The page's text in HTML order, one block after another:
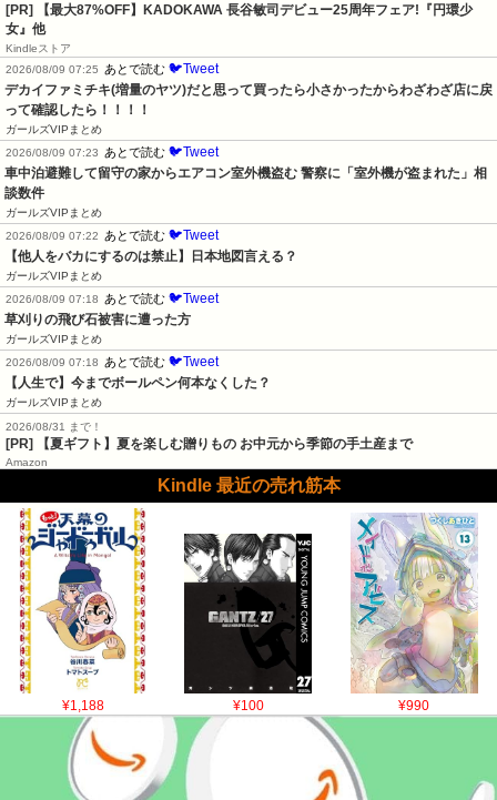
[PR] 【最大87%OFF】KADOKAWA 長谷敏司デビュー25周年フェア!『円環少
女』他
Kindleストア
2026/08/09 07:25
あとで読む 🐦Tweet
デカイファミチキ(増量のヤツ)だと思って買ったら小さかったからわざわざ店に戻
って確認したら！！！！
ガールズVIPまとめ
2026/08/09 07:23
あとで読む 🐦Tweet
車中泊避難して留守の家からエアコン室外機盗む 警察に「室外機が盗まれた」相
談数件
ガールズVIPまとめ
2026/08/09 07:22
あとで読む 🐦Tweet
【他人をバカにするのは禁止】日本地図言える？
ガールズVIPまとめ
2026/08/09 07:18
あとで読む 🐦Tweet
草刈りの飛び石被害に遭った方
ガールズVIPまとめ
2026/08/09 07:18
あとで読む 🐦Tweet
【人生で】今までボールペン何本なくした？
ガールズVIPまとめ
2026/08/31 まで！
[PR] 【夏ギフト】夏を楽しむ贈りもの お中元から季節の手土産まで
Amazon
Kindle 最近の売れ筋本
¥1,188 ¥100 ¥990